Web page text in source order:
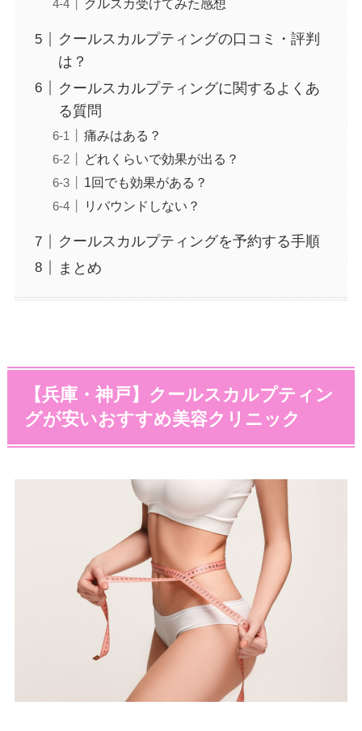
クルスカ受けてみた感想
クールスカルプティングの口コミ・評判
は？
クールスカルプティングに関するよくあ
る質問
痛みはある？
どれくらいで効果が出る？
1回でも効果がある？
リバウンドしない？
クールスカルプティングを予約する手順
まとめ
【兵庫・神戸】クールスカルプティン
グが安いおすすめ美容クリニック